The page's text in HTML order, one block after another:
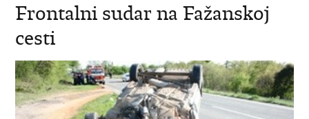
Frontalni sudar na Fažanskoj
cesti